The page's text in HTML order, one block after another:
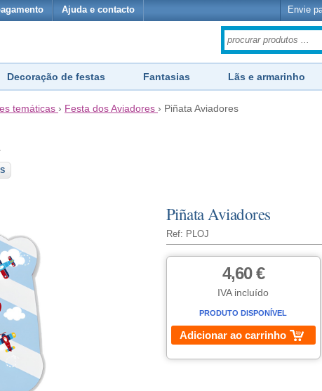
Ajuda e contacto Envie
Decoração de festas Fantasias Lãs e armarinho
temáticas › Festa dos Aviadores › Piñata Aviadores
Piñata Aviadores
Ref: PLOJ
4,60 €
IVA incluído
PRODUTO DISPONÍVEL
Adicionar ao carrinho